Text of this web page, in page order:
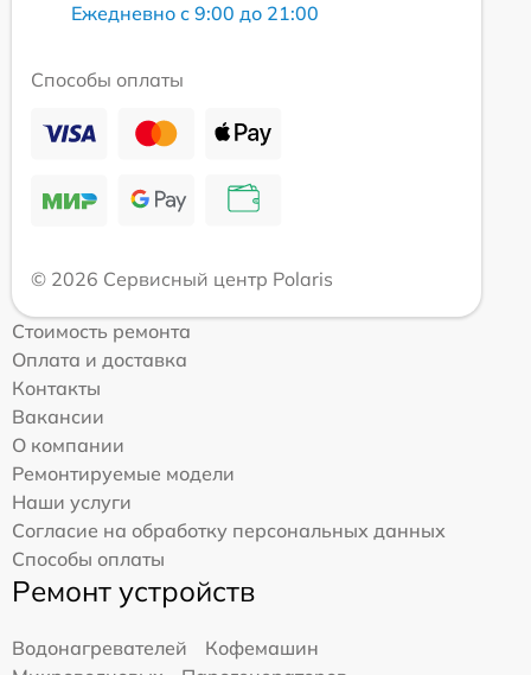
Ежедневно с 9:00 до 21:00
Способы оплаты
© 2026 Сервисный центр Polaris
Стоимость ремонта
Оплата и доставка
Контакты
Вакансии
О компании
Ремонтируемые модели
Наши услуги
Согласие на обработку персональных данных
Способы оплаты
Ремонт устройств
Водонагревателей
Кофемашин